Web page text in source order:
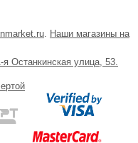
. Наши магазины на
Останкинская улица, 53.